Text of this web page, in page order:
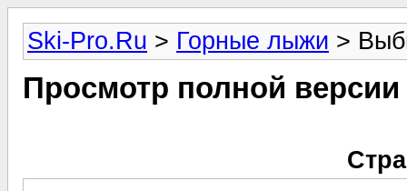
Ski-Pro.Ru > Горные лыжи >
Просмотр полной